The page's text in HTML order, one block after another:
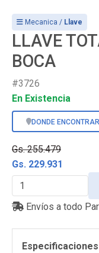
Mecanica / Llave
LLAVE
BOCA
#3726
En Existencia
DONDE ENCONTRAR
Gs. 255.479
Gs. 229.931
Envíos a todo